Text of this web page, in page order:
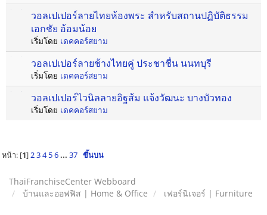
วอลเปเปอร์ลายไทยห้องพระ สำหรับสถานปฏิบัติธรรม
เอกชัย อ้อมน้อย
เริ่มโดย เดคคอร์สยาม
วอลเปเปอร์ลายช้างไทยคู่ ประชาชื่น นนทบุรี
เริ่มโดย เดคคอร์สยาม
วอลเปเปอร์ไวนิลลายอิฐส้ม แจ้งวัฒนะ บางบัวทอง
เริ่มโดย เดคคอร์สยาม
หน้า: [1]2 3 4 5 6 ... 37 ขึ้นบน
ThaiFranchiseCenter Webboard
บ้านและออฟฟิส | Home & Office
เฟอร์นิเจอร์ | Furniture